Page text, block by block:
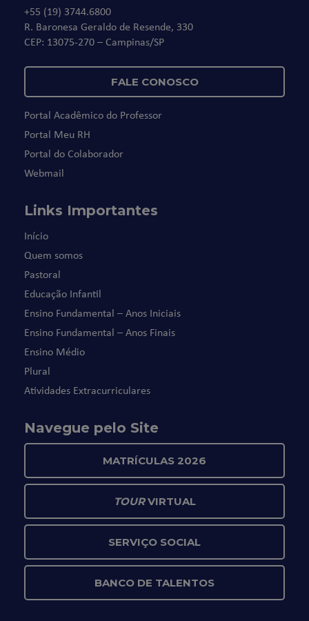
+55 (19) 3744.6800
R. Baronesa Geraldo de Resende, 330
CEP: 13075-270 – Campinas/SP
FALE CONOSCO
Portal Acadêmico do Professor
Portal Meu RH
Portal do Colaborador
Webmail
Links Importantes
Início
Quem somos
Pastoral
Educação Infantil
Ensino Fundamental – Anos Iniciais
Ensino Fundamental – Anos Finais
Ensino Médio
Plural
Atividades Extracurriculares
Navegue pelo Site
MATRÍCULAS 2026
TOURVIRTUAL
SERVIÇO SOCIAL
BANCO DE TALENTOS